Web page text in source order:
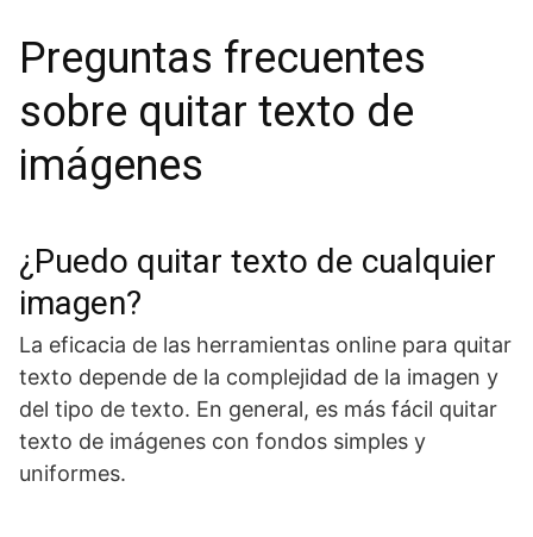
Preguntas frecuentes
sobre quitar texto de
imágenes
¿Puedo quitar texto de cualquier
imagen?
La eficacia de las herramientas online para quitar
texto depende de la complejidad de la imagen y
del tipo de texto. En general, es más fácil quitar
texto de imágenes con fondos simples y
uniformes.